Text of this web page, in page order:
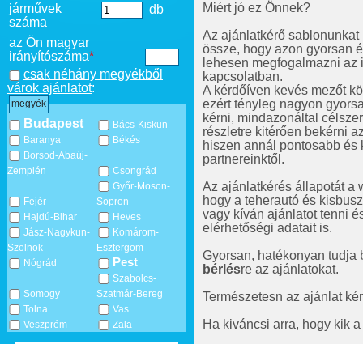
járművek
száma
db
az Ön magyar
irányítószáma*
csak néhány megyékből
várok ajánlatot:
megyék
Budapest
Bács-Kiskun
Baranya
Békés
Borsod-Abaúj-
Zemplén
Csongrád
Fejér
Győr-Moson-
Sopron
Hajdú-Bihar
Heves
Jász-Nagykun-
Szolnok
Komárom-
Esztergom
Nógrád
Pest
Somogy
Szabolcs-
Szatmár-Bereg
Tolna
Vas
Veszprém
Zala
Miért jó ez Önnek?
Az ajánlatkérő sablonunkat
össze, hogy azon gyorsan
lehesen megfogalmazni az
kapcsolatban.
A kérdőíven kevés mezőt
ezért tényleg nagyon
kérni, mindazonáltal
részletre kitérően bekérni
hiszen annál pontosabb
partnereinktől.
Az ajánlatkérés állapotát a
hogy a teherautó és
vagy kíván ajánlatot tenni
elérhetőségi adatait is.
Gyorsan, hatékonyan tudja
bérlésre az ajánlatokat.
Természetesn az ajánlat
Ha kiváncsi arra, hogy kik